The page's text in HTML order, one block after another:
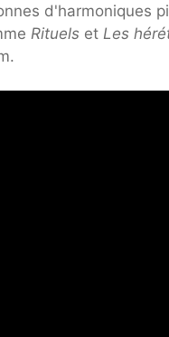
d'harmoniques
Rituels et Les